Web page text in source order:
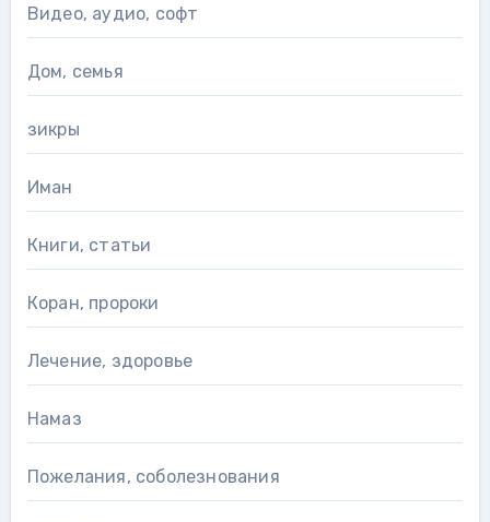
Видео, аудио, софт
Дом, семья
зикры
Иман
Книги, статьи
Коран, пророки
Лечение, здоровье
Намаз
Пожелания, соболезнования